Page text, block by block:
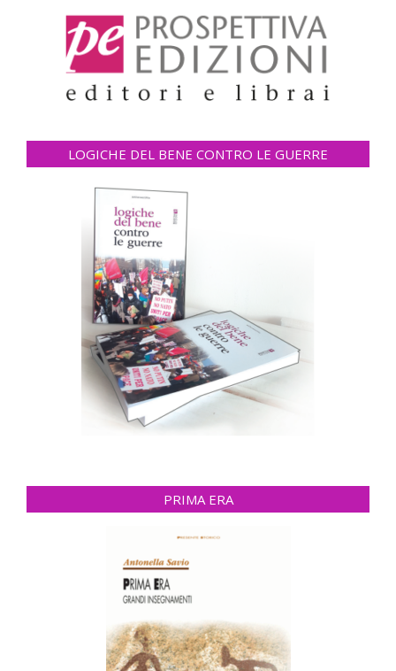
LOGICHE DEL BENE CONTRO LE GUERRE
PRIMA ERA